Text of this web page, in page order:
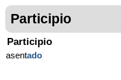
Participio
Participio
asentado